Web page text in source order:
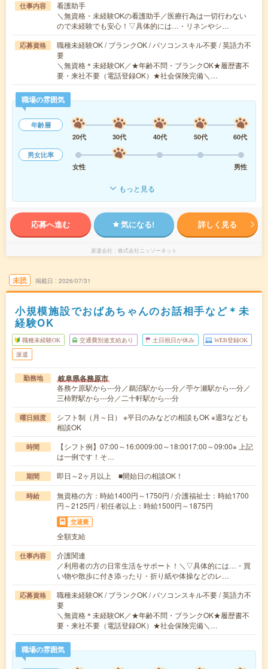
仕事内容
看護助手
＼無資格・未経験OKの看護助手／医療行為は一切行わない
ので未経験でも安心！▽具体的には…・リネンやシ…
応募資格
職種未経験OK / ブランクOK / パソコンスキル不要 / 英語力不
要
＼無資格＊未経験OK／★年齢不問・ブランクOK★履歴書不
要・来社不要（電話登録OK）★社会保険完備＼…
職場の雰囲気
年齢層
20代
30代 40代 50代
60代
男女比率
女性
男性
もっと見る
応募へ進む 気になる! 詳しく見る
派遣会社 株式会社ニッソーネット
未読 掲載日 2026/07/31
小規模施設でおばあちゃんのお話相手など＊未
経験OK
職種未経験OK 交通費別途支給あり 土日祝日が休み WEB登録OK
派遣
勤務地 岐阜県各務原市
各務ケ原駅から---分／鵜沼駅から---分／苧ケ瀬駅から---分／
三柿野駅から---分／二十軒駅から---分
曜日頻度
シフト制（月～日） ※平日のみなどの相談もOK ※週3なども
相談OK
時間
【シフト例】07:00～16:0009:00～18:0017:00～09:00※ 上記
は一例です！そ…
期間 即日～2ヶ月以上 ■開始日の相談OK！
時給
無資格の方：時給1400円～1750円 / 介護福祉士：時給1700
円～2125円 / 初任者以上：時給1500円～1875円
交通費
全額支給
仕事内容
介護関連
／利用者の方の日常生活をサポート！＼▽具体的には…・買
い物や散歩に付き添ったり・折り紙や体操などのレ…
応募資格
職種未経験OK / ブランクOK / パソコンスキル不要 / 英語力不
要
＼無資格＊未経験OK／★年齢不問・ブランクOK★履歴書不
要・来社不要（電話登録OK）★社会保険完備＼…
職場の雰囲気